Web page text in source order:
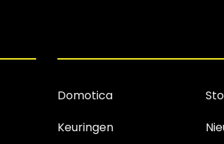
Domotica
Keuringen